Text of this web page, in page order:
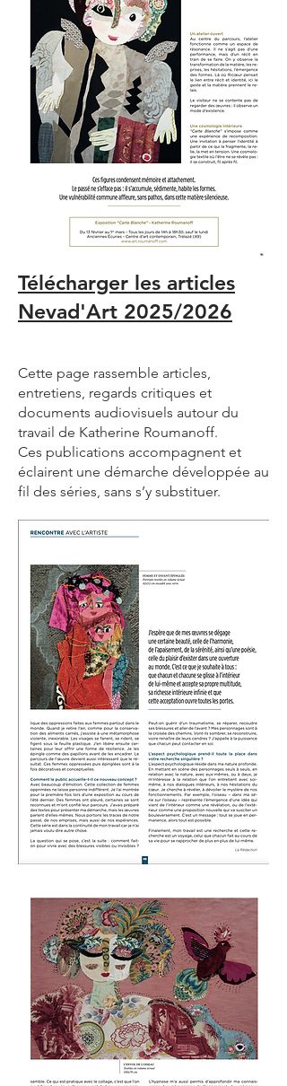
Télécharger les articles
Nevad'Art 2025/2026​
Cette page rassemble articles,
entretiens, regards critiques et
documents audiovisuels autour du
travail de Katherine Roumanoff.
Ces publications accompagnent et
éclairent une démarche développée au
fil des séries, sans s’y substituer.